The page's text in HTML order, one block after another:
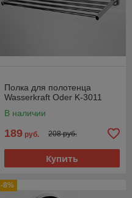
Полка для полотенца
Wasserkraft Oder K-3011
В наличии
189 руб. 208 руб.
Купить
-8%